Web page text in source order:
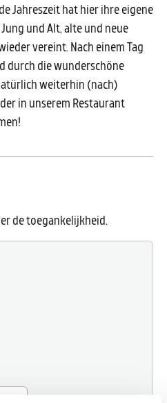
Jahreszeit hat hier ihre eigene
und Alt, alte und neue
vereint. Nach einem Tag
durch die wunderschöne
weiterhin (nach)
in unserem Restaurant
de toegankelijkheid.